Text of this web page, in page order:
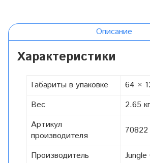
Описание
Характеристики
Габариты в упаковке
64 ×
Вес
2.65 кг
Артикул
производителя
70822
Производитель Jungle